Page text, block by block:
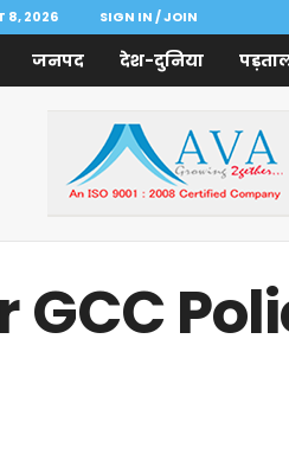
8, 2026 SIGN IN / JOIN
जनपद देश-दुनिया
GCC